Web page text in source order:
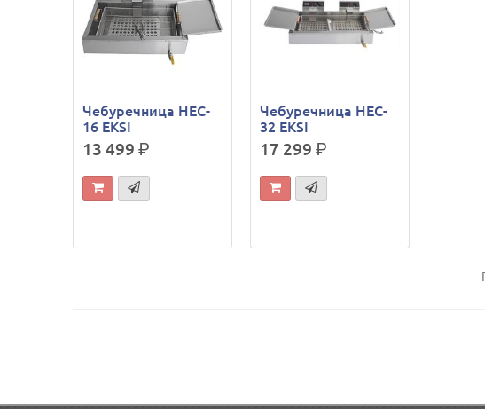
Чебуречница HEC-
16 EKSI
13 499р.
Чебуречница HEC-
32 EKSI
17 299р.